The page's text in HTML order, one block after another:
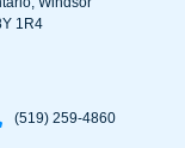
1R4
(519) 259-4860